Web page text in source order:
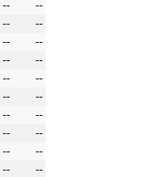
--
--
--
--
--
--
--
--
--
--
--
--
--
--
--
--
--
--
--
--